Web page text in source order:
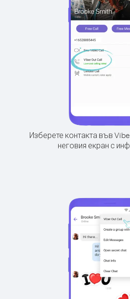
Изберете контакта във
неговия екран с